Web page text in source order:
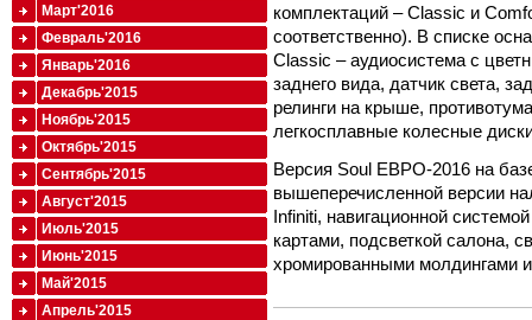
комплектаций – Classic и
соответственно). В списке
Classic – аудиосистема с
заднего вида, датчик света,
релинги на крыше,
легкосплавные колесные
Версия Soul ЕВРО-2016 на
вышеперечисленной версии
Infiniti, навигационной
картами, подсветкой салона,
хромированными молдингами
Март'2016
Февраль'2016
Январь'2016
Декабрь'2015
Ноябрь'2015
Октябрь'2015
Сентябрь'2015
Август'2015
Июль'2015
Июнь'2015
Май'2015
Апрель'2015